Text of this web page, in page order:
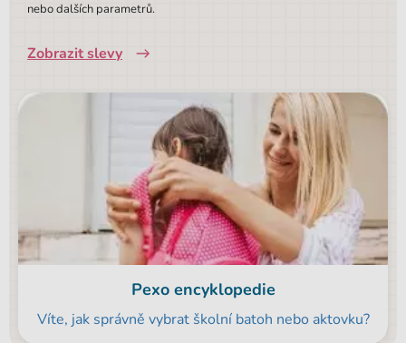
nebo dalších parametrů.
Zobrazit slevy
Pexo encyklopedie
Víte, jak správně vybrat školní batoh nebo aktovku?